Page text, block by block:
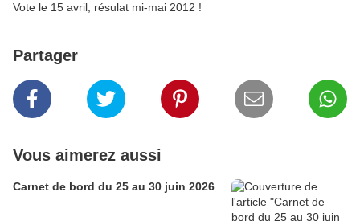
Vote le 15 avril, résulat mi-mai 2012 !
Partager
Vous aimerez aussi
Carnet de bord du 25 au 30 juin 2026